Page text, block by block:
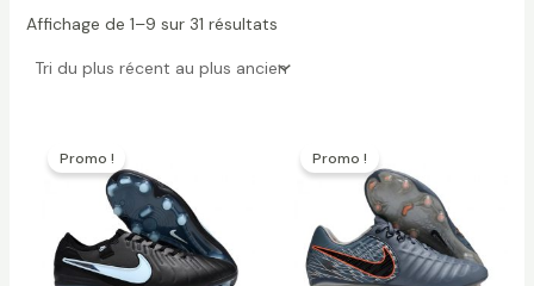
Affichage de 1–9 sur 31 résultats
Promo !
initial
était :
153,00 €.
est :
92,00 €.
Promo !
initial
était :
153,00 €.
est :
92,00 €.